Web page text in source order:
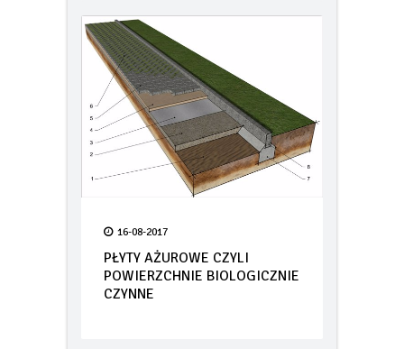
16-08-2017
PŁYTY AŻUROWE CZYLI
POWIERZCHNIE BIOLOGICZNIE